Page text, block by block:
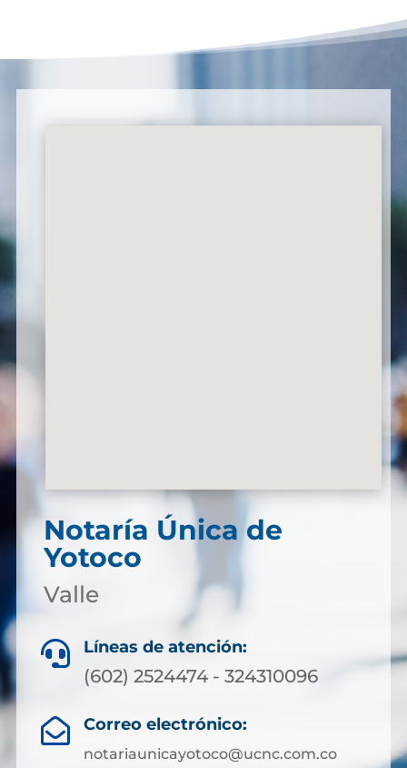
Notaría Única de
Yotoco
Valle
 Líneas de atención:
(602) 2524474 - 324310096
 Correo electrónico:
notariaunicayotoco@ucnc.com.co